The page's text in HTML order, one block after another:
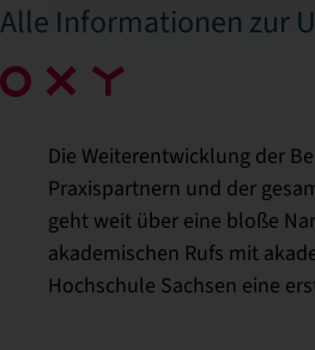
Alle Informationen zur
Die Weiterentwicklung der
Praxispartnern und der
geht weit über eine bloße
akademischen Rufs mit
Hochschule Sachsen eine